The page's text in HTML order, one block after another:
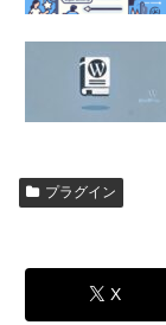
プラグイン
X